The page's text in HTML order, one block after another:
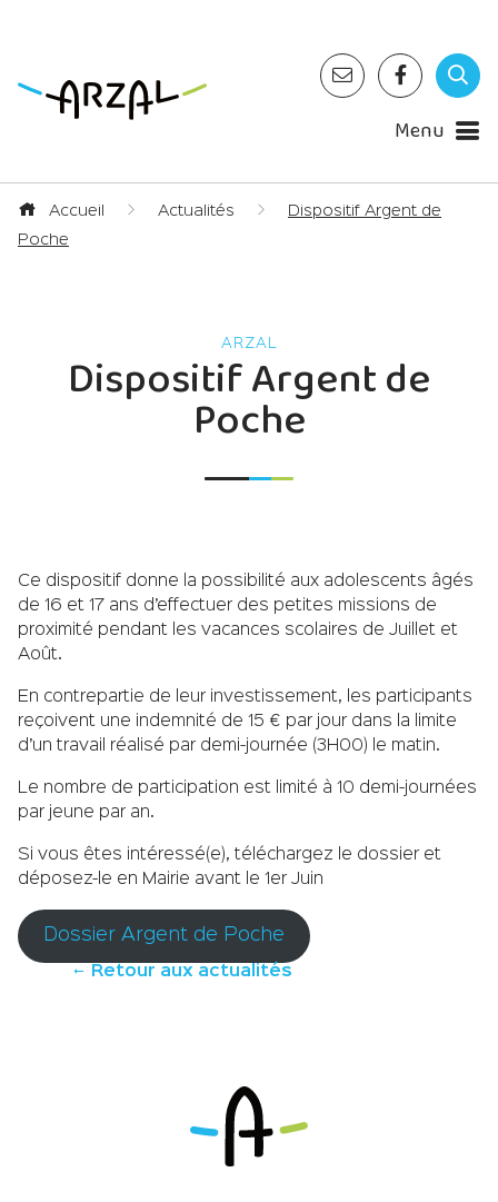
Menu
Accueil Actualités
Dispositif Argent de
Poche
Dispositif Argent de
Poche
Ce dispositif donne la possibilité aux adolescents âgés
de 16 et 17 ans d’effectuer des petites missions de
proximité pendant les vacances scolaires de Juillet et
Août.
En contrepartie de leur investissement, les participants
reçoivent une indemnité de 15 € par jour dans la limite
d’un travail réalisé par demi-journée (3H00) le matin.
Le nombre de participation est limité à 10 demi-journées
par jeune par an.
Si vous êtes intéressé(e), téléchargez le dossier et
déposez-le en Mairie avant le 1er Juin
Dossier Argent de Poche
Retour aux actualités